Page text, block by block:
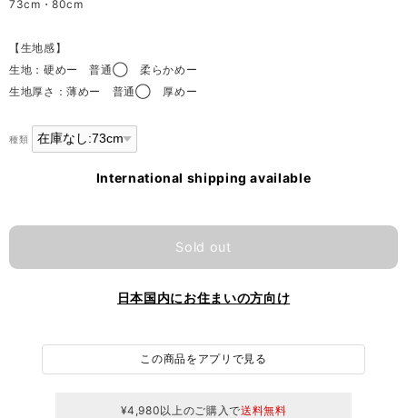
73cm・80cm
【生地感】
生地：硬めー 普通◯ 柔らかめー
生地厚さ：薄めー 普通◯ 厚めー
種類
International shipping available
Sold out
日本国内にお住まいの方向け
この商品をアプリで見る
¥4,980以上のご購入で送料無料